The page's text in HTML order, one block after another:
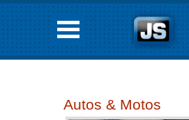
Autos & Motos